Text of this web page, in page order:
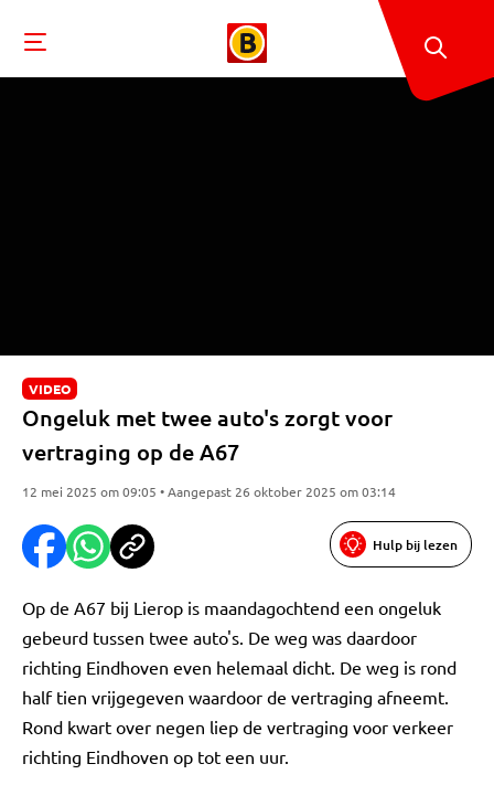
VIDEO
Ongeluk met twee auto's zorgt voor
vertraging op de A67
12 mei 2025 om 09:05 • Aangepast 26 oktober 2025 om 03:14
Hulp bij lezen
Op de A67 bij Lierop is maandagochtend een ongeluk
gebeurd tussen twee auto's. De weg was daardoor
richting Eindhoven even helemaal dicht. De weg is rond
half tien vrijgegeven waardoor de vertraging afneemt.
Rond kwart over negen liep de vertraging voor verkeer
richting Eindhoven op tot een uur.